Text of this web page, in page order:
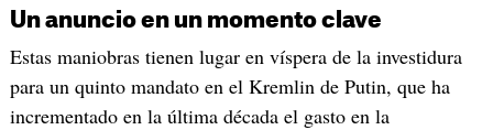
Un anuncio en un momento clave
Estas maniobras tienen lugar en víspera de la investidura
para un quinto mandato en el Kremlin de Putin, que ha
incrementado en la última década el gasto en la